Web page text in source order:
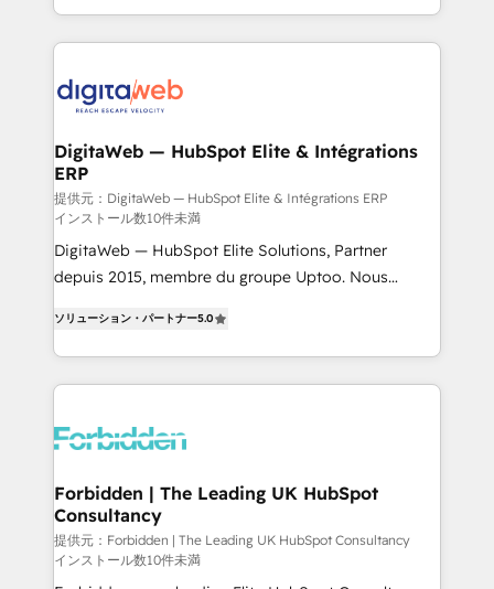
solutions to complex GTM and RevOps challenges.
Our Expertise 🔹 Onboarding & Implementation:
tailored to your GTM motion. 🔹 Migrations: Move
downtime. 🔹 RevOps Strategy: Align teams,
processes, and data to drive revenue efficiency. 🔹
Integrations: Connect HubSpot with your tech stack
for better adoption. 🔹 Custom Solutions: Build
tailored apps, workflows, and configurations. We are
SOC 2 Type II and ISO 27001 certified, reinforcing
OneMetric that matters most: revenue.
DigitaWeb — HubSpot Elite & Intégrations
ERP
提供元：DigitaWeb — HubSpot Elite & Intégrations ERP
インストール数10件未満
DigitaWeb — HubSpot Elite Solutions, Partner
depuis 2015, membre du groupe Uptoo. Nous
Ventes et Service sur HubSpot grâce à la Revenue
Architecture : alignement des équipes, pipeline
prévisible, croissance mesurable. 🔌 Intégrations
Dynamics..), VOIP (Aircall, Ringover, Modjo), Shopify,
Extensions (React), Serverless Node.js, Custom
Objects, thèmes HubL, agents IA & Breeze AI. 🎯
Secteurs : Industrie, Distribution B2B, SaaS, Services
B2B, Immobilier, Viticulture, Finance. 🚀 Nos livrables
ソリューション・パートナー5.0
Forbidden | The Leading UK HubSpot
Consultancy
提供元：Forbidden | The Leading UK HubSpot Consultancy
インストール数10件未満